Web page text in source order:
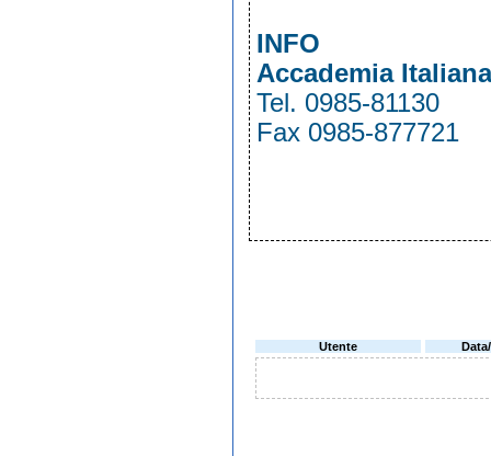
INFO
Accademia
Tel. 0985-81130
Fax 0985-877721
Utente